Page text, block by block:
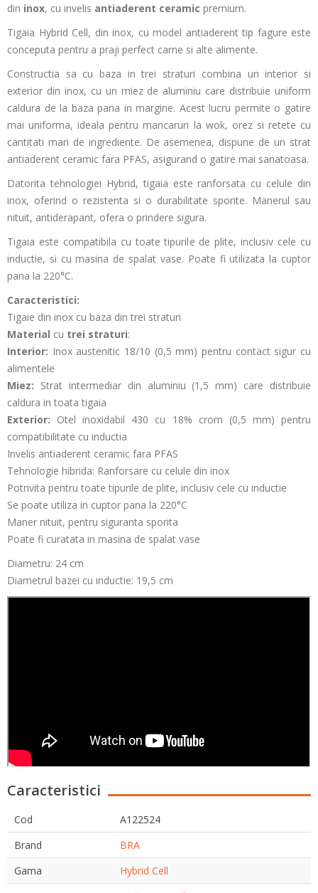
din inox, cu invelis antiaderent ceramic premium.
Tigaia Hybrid Cell, din inox, cu model antiaderent tip fagure este
conceputa pentru a praji perfect carne si alte alimente.
Constructia sa cu baza in trei straturi combina un interior si
exterior din inox, cu un miez de aluminiu care distribuie uniform
caldura de la baza pana in margine. Acest lucru permite o gatire
mai uniforma, ideala pentru mancaruri la wok, orez si retete cu
cantitati mari de ingrediente. De asemenea, dispune de un strat
antiaderent ceramic fara PFAS, asigurand o gatire mai sanatoasa.
Datorita tehnologiei Hybrid, tigaia este ranforsata cu celule din
inox, oferind o rezistenta si o durabilitate sporite. Manerul sau
nituit, antiderapant, ofera o prindere sigura.
Tigaia este compatibila cu toate tipurile de plite, inclusiv cele cu
inductie, si cu masina de spalat vase. Poate fi utilizata la cuptor
pana la 220°C.
Caracteristici:
Tigaie din inox cu baza din trei straturi
Material cu trei straturi:
Interior: Inox austenitic 18/10 (0,5 mm) pentru contact sigur cu
alimentele
Miez: Strat intermediar din aluminiu (1,5 mm) care distribuie
caldura in toata tigaia
Exterior: Otel inoxidabil 430 cu 18% crom (0,5 mm) pentru
compatibilitate cu inductia
Invelis antiaderent ceramic fara PFAS
Tehnologie hibrida: Ranforsare cu celule din inox
Potrivita pentru toate tipurile de plite, inclusiv cele cu inductie
Se poate utiliza in cuptor pana la 220°C
Maner nituit, pentru siguranta sporita
Poate fi curatata in masina de spalat vase
Diametru: 24 cm
Diametrul bazei cu inductie: 19,5 cm
Caracteristici
Cod
A122524
Brand
BRA
Gama
Hybrid Cell